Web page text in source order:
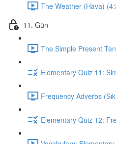
The Weather (Hava)
11. Gün
The Simple Present
Elementary Quiz 11:
Frequency Adverbs
Elementary Quiz 12: